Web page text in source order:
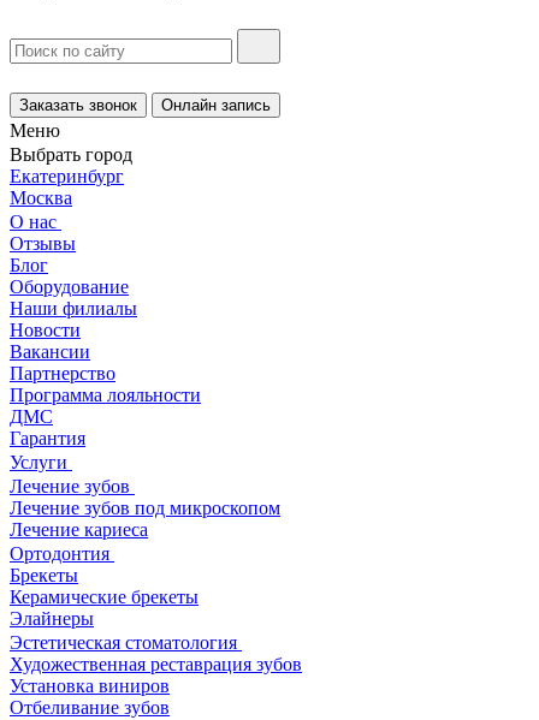
Заказать звонок Онлайн запись
Меню
Выбрать город
Екатеринбург
Москва
О нас
Отзывы
Блог
Оборудование
Наши филиалы
Новости
Вакансии
Партнерство
Программа лояльности
ДМС
Гарантия
Услуги
Лечение зубов
Лечение зубов под микроскопом
Лечение кариеса
Ортодонтия
Брекеты
Керамические брекеты
Элайнеры
Эстетическая стоматология
Художественная реставрация зубов
Установка виниров
Отбеливание зубов